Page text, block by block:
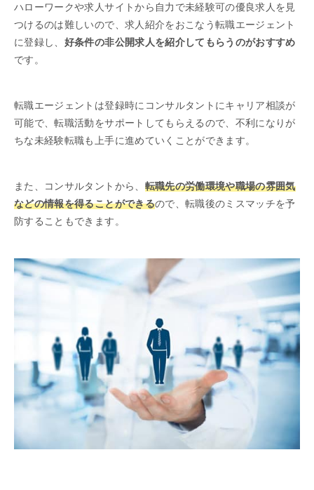
ハローワークや求人サイトから自力で未経験可の優良求人を見
つけるのは難しいので、求人紹介をおこなう転職エージェント
に登録し、 好条件の非公開求人を紹介してもらうのがおすすめ
です。
転職エージェントは登録時にコンサルタントにキャリア相談が
可能で、転職活動をサポートしてもらえるので、不利になりが
ちな未経験転職も上手に進めていくことができます。
また、コンサルタントから、 転職先の労働環境や職場の雰囲気
などの情報を得ることができるので、転職後のミスマッチを予
防することもできます。